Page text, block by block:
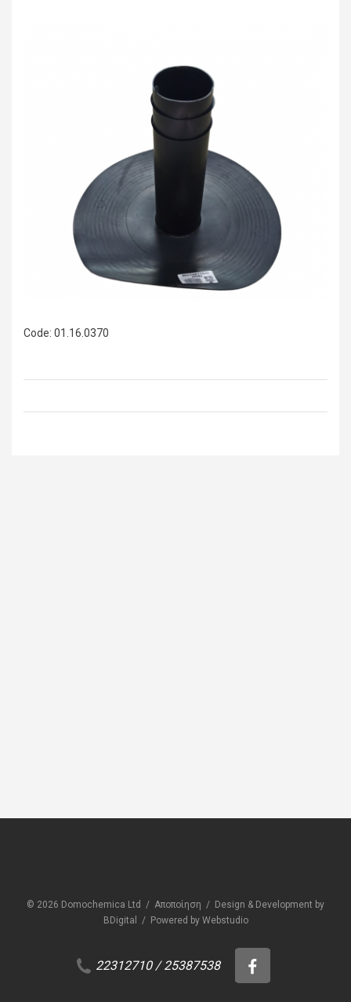
Code: 01.16.0370
© 2026 Domochemica Ltd / Αποποίηση / Design & Development by
BDigital
/ Powered by Webstudio
22312710/25387538